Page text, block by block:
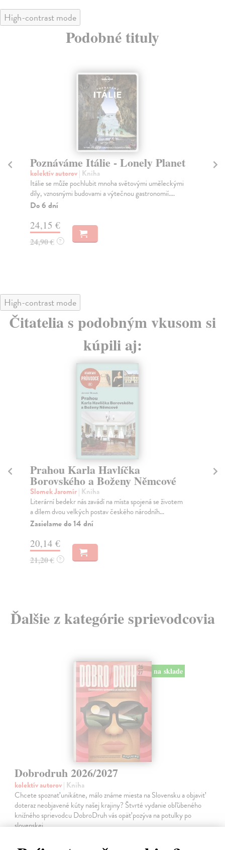
High-contrast mode
Podobné tituly
Poznáváme Itálie - Lonely Planet
kolektív autorov| Kniha
Itálie se může pochlubit mnoha světovými uměleckými
díly, vznosnými budovami a výtečnou gastronomií....
Do 6 dní
24,15 €
24,90 € ?
High-contrast mode
Čitatelia s podobným vkusom si
kúpili aj:
Prahou Karla Havlíčka
Borovského a Boženy Němcové
Slomek Jaromír| Kniha
Literární bedekr nás zavádí na místa spojená se životem
a dílem dvou velkých postav českého národníh...
Zasielame do 14 dní
20,14 €
21,20 € ?
Ďalšie z kategórie sprievodcovia
na sklade
Dobrodruh 2026/2027
kolektív autorov| Kniha
Chcete spoznať unikátne, málo známe miesta na Slovensku a objaviť
doteraz neobjavené kúty našej krajiny? Štvrté vydanie obľúbeného
knižného sprievodcu DobroDruh vás opäť pozýva na potulky po
slovenskej…